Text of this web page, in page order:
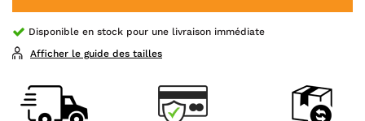
Disponible en stock pour une livraison immédiate
Afficher le guide des tailles